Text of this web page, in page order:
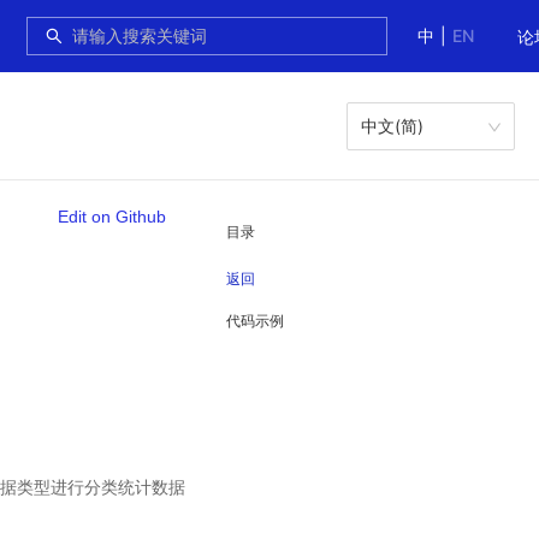
中
EN 论
中文(简)
目录
返回
代码示例
Edit on Github
类型进行分类统计数据